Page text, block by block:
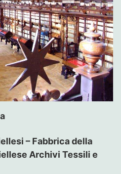
– Fabbrica della
Archivi Tessili e